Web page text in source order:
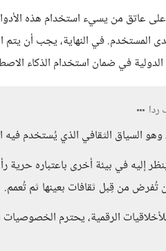
عاتق من يسيء استخدام هذه
في النهاية، يجب أن يتم
الدولية في ضمان استخدام الذكاء
وهو السياق الثقافي الذي يُستخدم فيه
إليه في بيئة أخرى باعتباره حرية
تُفرض من قِبل ثقافات بعينها ثم تُعمم.
الرقمية، يحترم الخصوصيات